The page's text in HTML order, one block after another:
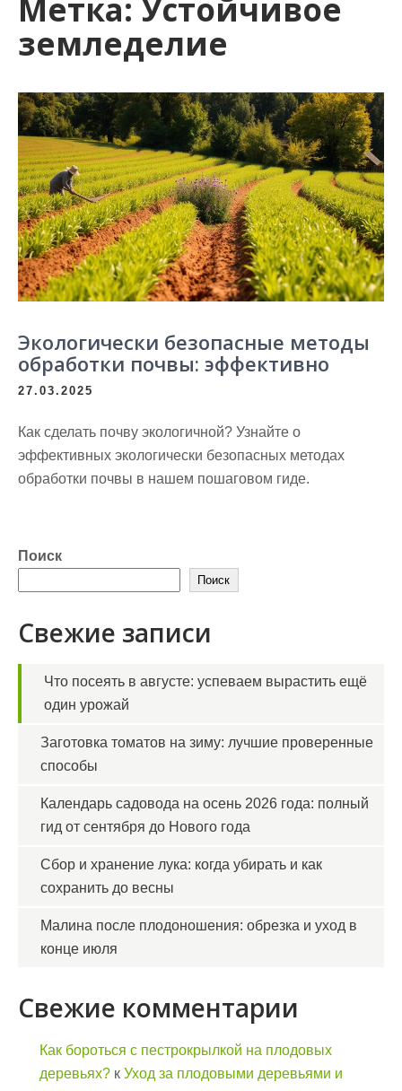
Метка: Устойчивое
земледелие
Экологически безопасные методы
обработки почвы: эффективно
27.03.2025
Как сделать почву экологичной? Узнайте о
эффективных экологически безопасных методах
обработки почвы в нашем пошаговом гиде.
Поиск
Поиск
Свежие записи
Что посеять в августе: успеваем вырастить ещё
один урожай
Заготовка томатов на зиму: лучшие проверенные
способы
Календарь садовода на осень 2026 года: полный
гид от сентября до Нового года
Сбор и хранение лука: когда убирать и как
сохранить до весны
Малина после плодоношения: обрезка и уход в
конце июля
Свежие комментарии
Как бороться с пестрокрылкой на плодовых
деревьях? к Уход за плодовыми деревьями и